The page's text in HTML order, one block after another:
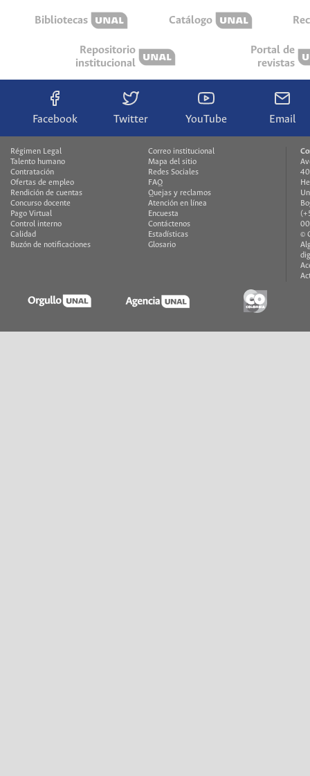
Bibliotecas Catálogo
Repositorio
institucional
Portal de
revistas
Facebook Twitter YouTube Email
Régimen Legal
Talento humano
Contratación
Ofertas de empleo
Rendición de cuentas
Concurso docente
Pago Virtual
Control interno
Calidad
Buzón de notificaciones
Correo institucional
Mapa del sitio
Redes Sociales
FAQ
Quejas y reclamos
Atención en línea
Encuesta
Contáctenos
Estadísticas
Glosario
©